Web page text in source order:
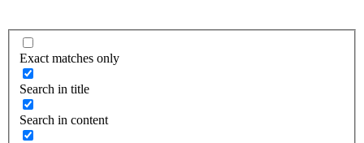
Exact matches only
Search in title
Search in content